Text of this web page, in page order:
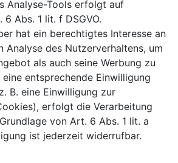
Analyse-Tools erfolgt auf
Abs. 1 lit. f DSGVO.
hat ein berechtigtes Interesse an
Analyse des Nutzerverhaltens, um
als auch seine Werbung zu
entsprechende Einwilligung
B. eine Einwilligung zur
erfolgt die Verarbeitung
von Art. 6 Abs. 1 lit. a
ist jederzeit widerrufbar.